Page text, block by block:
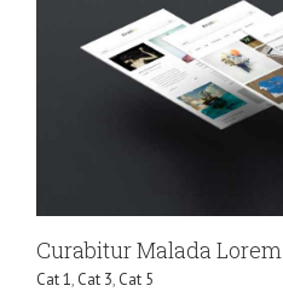
Curabitur Malada Lorem
Cat 1, Cat 3, Cat 5